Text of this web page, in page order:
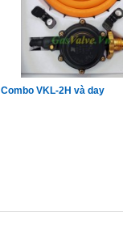
Combo VKL-2H và day